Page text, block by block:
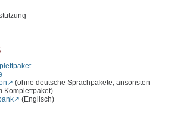
(ohne deutsche Sprachpakete; ansonsten
Komplettpaket)
(Englisch)